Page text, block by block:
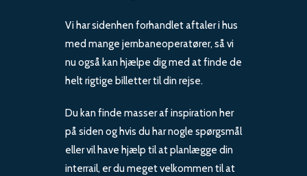
Vi har sidenhen forhandlet aftaler i hus
med mange jernbaneoperatører, så vi
nu også kan hjælpe dig med at finde de
helt rigtige billetter til din rejse.
Du kan finde masser af inspiration her
på siden og hvis du har nogle spørgsmål
eller vil have hjælp til at planlægge din
interrail, er du meget velkommen til at